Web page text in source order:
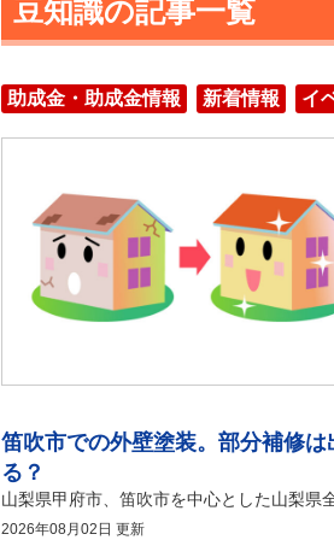
豆知識の記事一覧
助成金・助成金情報 新着情報 イ
笛吹市での外壁塗装。部分補修は
る？
2026年08月02日 更新
識
塗
装
の
ご
相